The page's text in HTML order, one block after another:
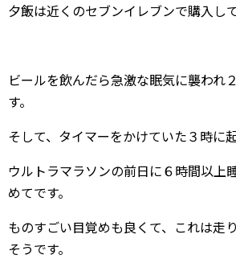
夕飯は近くのセブンイレブンで購入し
ビールを飲んだら急激な眠気に襲われ
す。
そして、タイマーをかけていた３時に起
ウルトラマラソンの前日に６時間以上
めてです。
ものすごい目覚めも良くて、これは走
そうです。